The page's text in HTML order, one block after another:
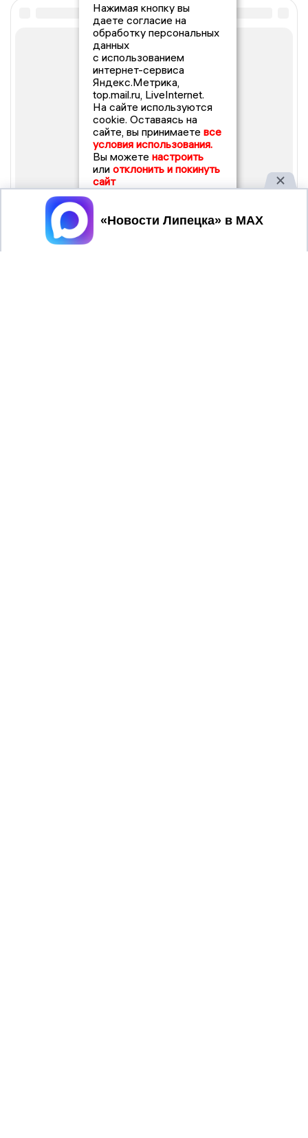
Нажимая кнопку вы
даете согласие на
обработку персональных
данных
с использованием
интернет-сервиса
Яндекс.Метрика,
top.mail.ru, LiveInternet.
На сайте используются
cookie. Оставаясь на
сайте, вы принимаете все
условия использования.
Вы можете настроить
или отклонить и покинуть
сайт
Принять